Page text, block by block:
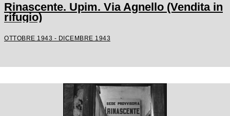
Rinascente. Upim. Via Agnello (Vendita in
rifugio)
OTTOBRE 1943 - DICEMBRE 1943